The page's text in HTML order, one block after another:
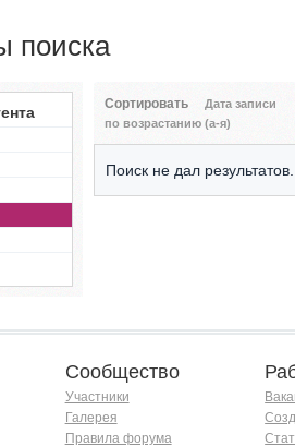
поиска
Сортировать
Дата записи
по возрастанию (а-я)
Поиск не дал результатов.
Сообщество
Участники
Галерея
Правила форума